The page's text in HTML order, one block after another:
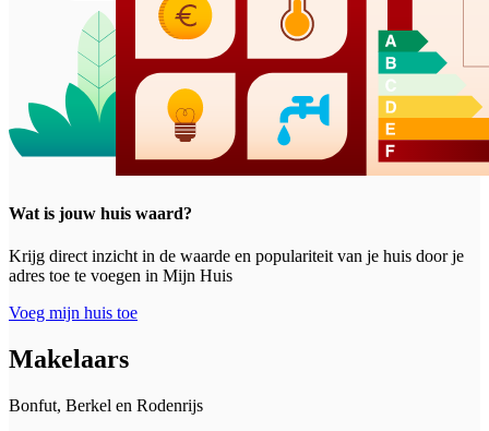
Wat is jouw huis waard?
Krijg direct inzicht in de waarde en populariteit van je huis door je
adres toe te voegen in Mijn Huis
Voeg mijn huis toe
Makelaars
Bonfut, Berkel en Rodenrijs